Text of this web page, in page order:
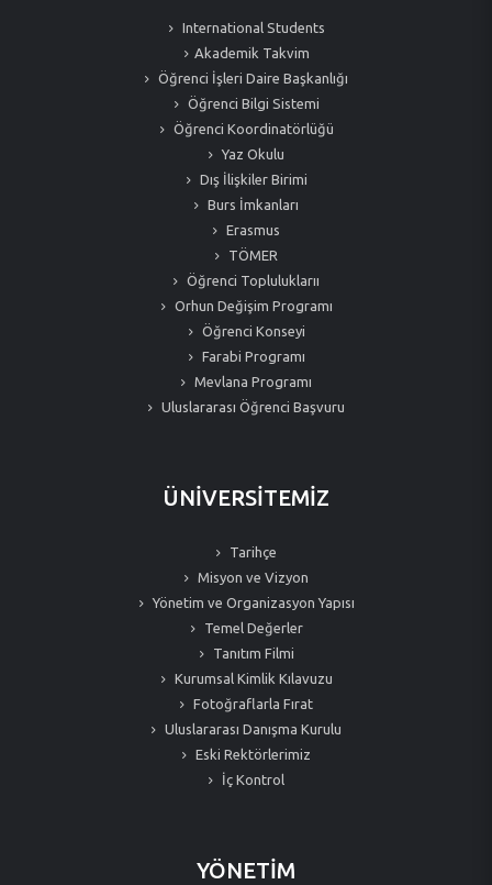
International Students
Akademik Takvim
Öğrenci İşleri Daire Başkanlığı
Öğrenci Bilgi Sistemi
Öğrenci Koordinatörlüğü
Yaz Okulu
Dış İlişkiler Birimi
Burs İmkanları
Erasmus
TÖMER
Öğrenci Topluluklarıı
Orhun Değişim Programı
Öğrenci Konseyi
Farabi Programı
Mevlana Programı
Uluslararası Öğrenci Başvuru
ÜNİVERSİTEMİZ
Tarihçe
Misyon ve Vizyon
Yönetim ve Organizasyon Yapısı
Temel Değerler
Tanıtım Filmi
Kurumsal Kimlik Kılavuzu
Fotoğraflarla Fırat
Uluslararası Danışma Kurulu
Eski Rektörlerimiz
İç Kontrol
YÖNETİM